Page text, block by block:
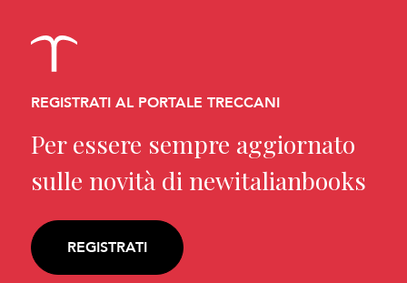
REGISTRATI AL PORTALE TRECCANI
Per essere sempre aggiornato
sulle novità di newitalianbooks
REGISTRATI